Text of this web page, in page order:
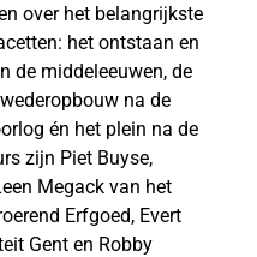
over het belangrijkste
het ontstaan en
de middeleeuwen, de
na de
én het plein na de
zijn Piet Buyse,
Megack van het
Erfgoed, Evert
Gent en Robby